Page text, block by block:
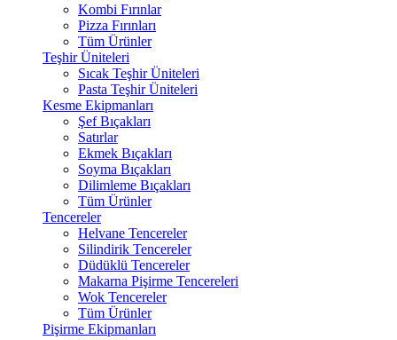
Kombi Fırınlar
Pizza Fırınları
Tüm Ürünler
Teşhir Üniteleri
Sıcak Teşhir Üniteleri
Pasta Teşhir Üniteleri
Kesme Ekipmanları
Şef Bıçakları
Satırlar
Ekmek Bıçakları
Soyma Bıçakları
Dilimleme Bıçakları
Tüm Ürünler
Tencereler
Helvane Tencereler
Silindirik Tencereler
Düdüklü Tencereler
Makarna Pişirme Tencereleri
Wok Tencereler
Tüm Ürünler
Pişirme Ekipmanları